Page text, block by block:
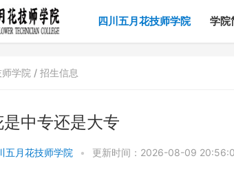
四川五月花技师学院 学院
师学院 / 招生信息
中专还是大专
五月花技师学院 • 更新时间：2026-08-09